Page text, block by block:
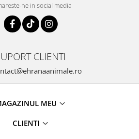
ne in social media
CLIENTI
MEU
CLIENTI